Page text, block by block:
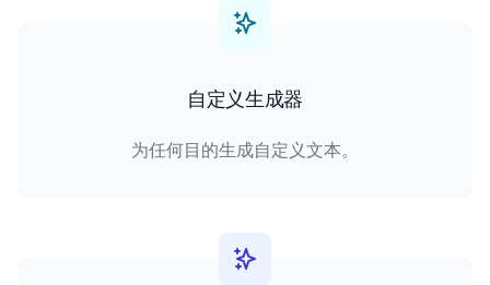
自定义生成器
为任何目的生成自定义文本。